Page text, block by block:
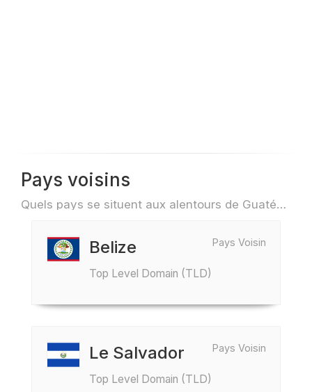
Pays voisins
Quels pays se situent aux alentours de Guatémala par exemple pour des voyage ou des vols
Pays Voisin
Belize
Top Level Domain (TLD)
Pays Voisin
Le Salvador
Top Level Domain (TLD)